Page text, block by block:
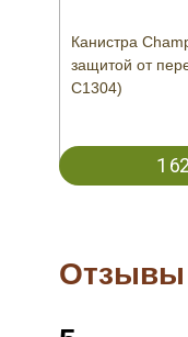
Канистра
защитой от
C1304)
1
Отзывы